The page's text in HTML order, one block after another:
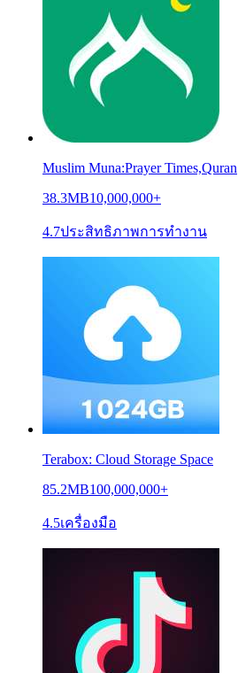
Muslim Muna:Prayer Times,Quran
38.3MB10,000,000+
4.7ประสิทธิภาพการทำงาน
Terabox: Cloud Storage Space
85.2MB100,000,000+
4.5เครื่องมือ